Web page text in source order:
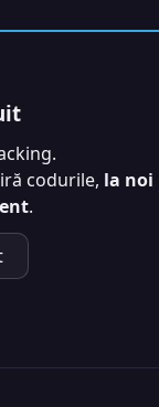
codurile, la noi
.